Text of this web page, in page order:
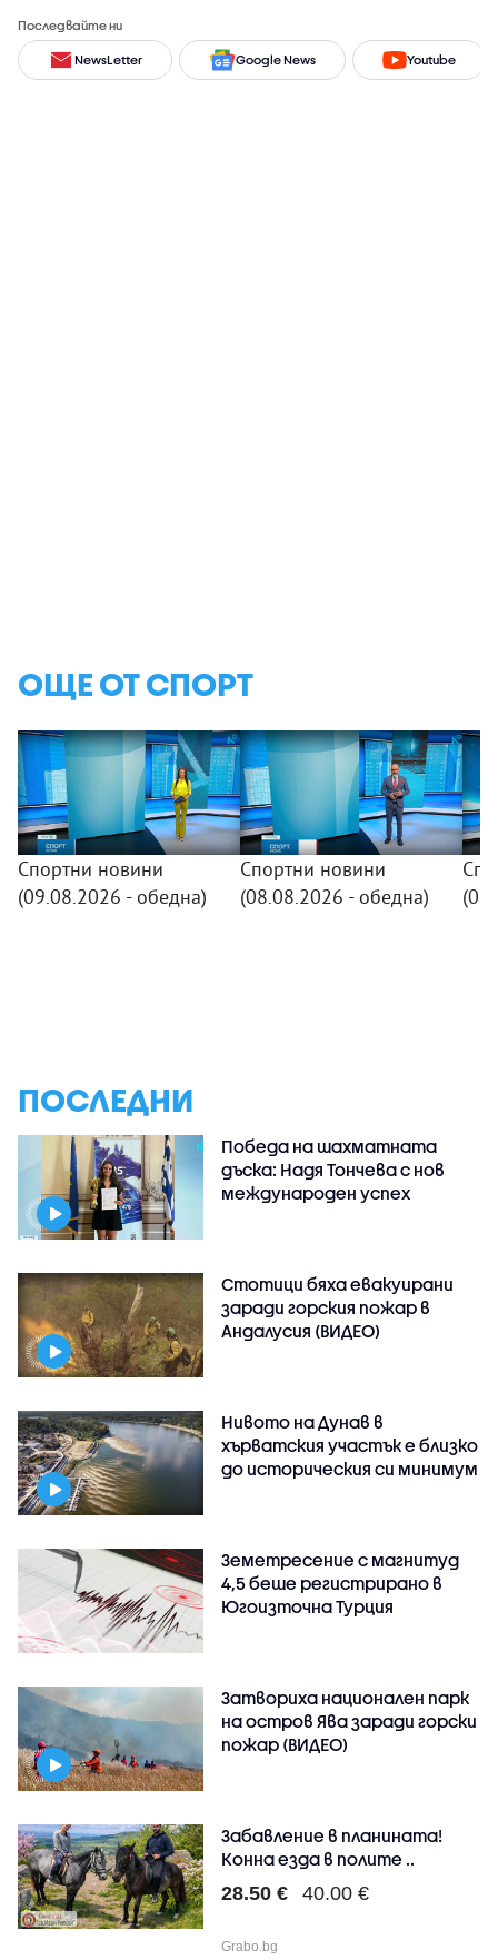
Последвайте ни
NewsLetter Google News Youtube
ОЩЕ ОТ СПОРТ
Спортни новини
(09.08.2026 - обедна)
Спортни новини
(08.08.2026 - обедна)
ПОСЛЕДНИ
Победа на шахматната
дъска: Надя Тончева с нов
международен успех
Стотици бяха евакуирани
заради горския пожар в
Андалусия (ВИДЕО)
Нивото на Дунав в
хърватския участък е близко
до историческия си минимум
Земетресение с магнитуд
4,5 беше регистрирано в
Югоизточна Турция
Затвориха национален парк
на остров Ява заради горски
пожар (ВИДЕО)
Забавление в планината!
Конна езда в полите ..
28.50 € 40.00 €
Grabo.bg